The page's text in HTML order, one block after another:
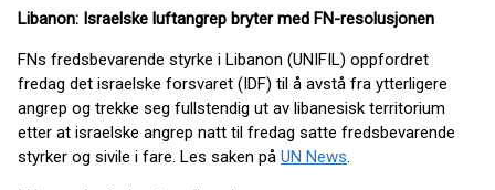
Libanon: Israelske luftangrep bryter med FN-resolusjonen
FNs fredsbevarende styrke i Libanon (UNIFIL) oppfordret
fredag det israelske forsvaret (IDF) til å avstå fra ytterligere
angrep og trekke seg fullstendig ut av libanesisk territorium
etter at israelske angrep natt til fredag satte fredsbevarende
styrker og sivile i fare. Les saken på UN News.